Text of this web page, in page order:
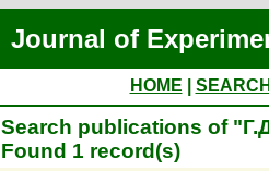
Journal of
HOME
Search publications of
Found 1 record(s)